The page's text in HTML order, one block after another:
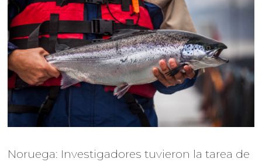
Noruega: Investigadores tuvieron la tarea de